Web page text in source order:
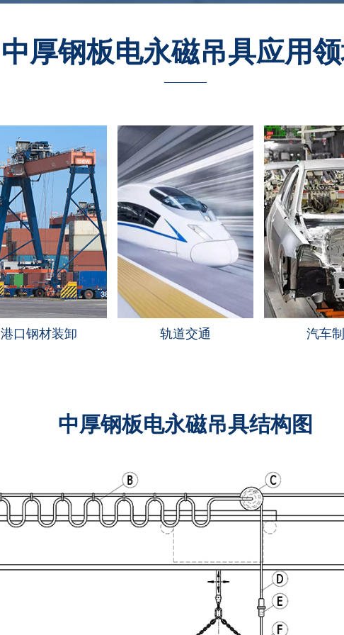
中厚钢板电永磁吊具应用
港口钢材装卸 轨道交通 汽车
中厚钢板电永磁吊具结构图